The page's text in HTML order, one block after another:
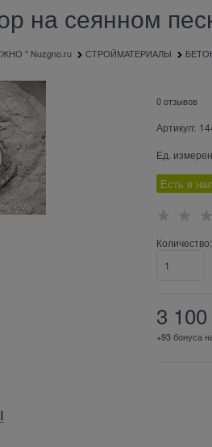
на сеянном
" Nuzgno.ru СТРОЙМАТЕРИАЛЫ
0 отзывов
Артикул:
Ед.
Есть в
Количество:
3 100
+93 бонуса